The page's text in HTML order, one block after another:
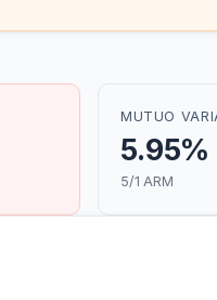
MUTUO
5.95%
5/1 ARM